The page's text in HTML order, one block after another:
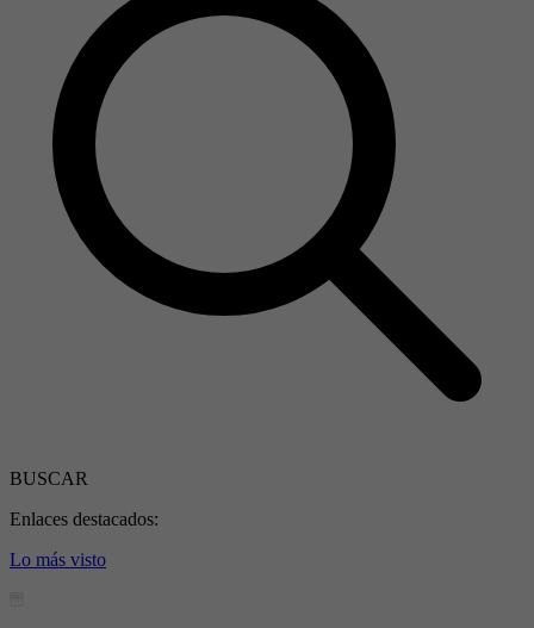
BUSCAR
Enlaces destacados:
Lo más visto